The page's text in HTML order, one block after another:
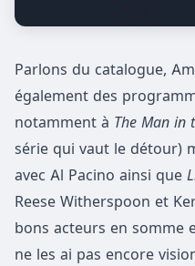
Parlons du catalogue,
également des
notamment à The Man in
série qui vaut le détour)
avec Al Pacino ainsi que
Reese Witherspoon et
bons acteurs en somme
ne les ai pas encore